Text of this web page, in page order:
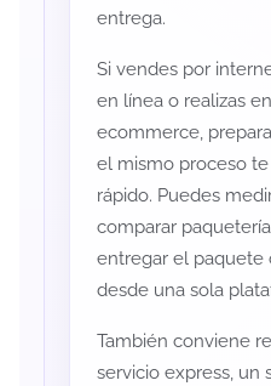
entrega.
Si vendes por
en línea o realizas
ecommerce,
el mismo proceso
rápido. Puedes
comparar
entregar el paquete
desde una sola
También conviene
servicio express, un